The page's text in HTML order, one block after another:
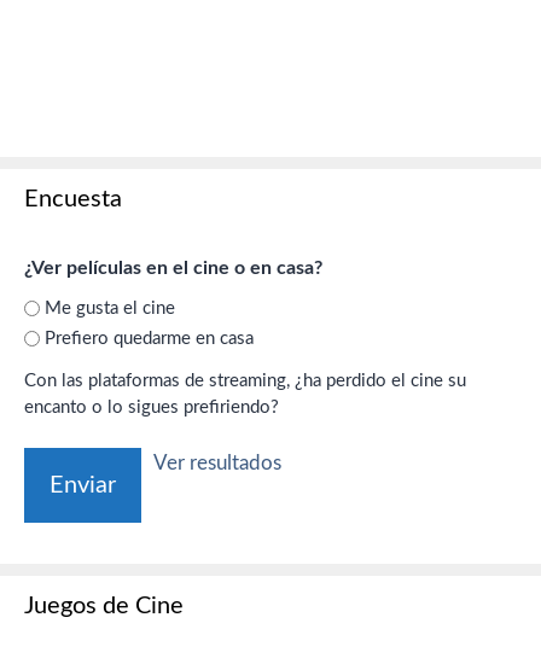
Encuesta
¿Ver películas en el cine o en casa?
Me gusta el cine
Prefiero quedarme en casa
Con las plataformas de streaming, ¿ha perdido el cine su
encanto o lo sigues prefiriendo?
Ver resultados
Juegos de Cine